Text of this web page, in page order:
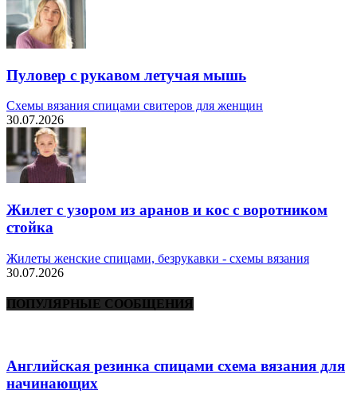
Пуловер с рукавом летучая мышь
Схемы вязания спицами свитеров для женщин
30.07.2026
Жилет с узором из аранов и кос с воротником
стойка
Жилеты женские спицами, безрукавки - схемы вязания
30.07.2026
ПОПУЛЯРНЫЕ СООБЩЕНИЯ
Английская резинка спицами схема вязания для
начинающих